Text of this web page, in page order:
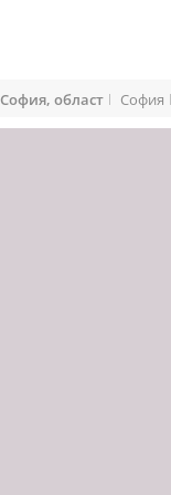
София, област София